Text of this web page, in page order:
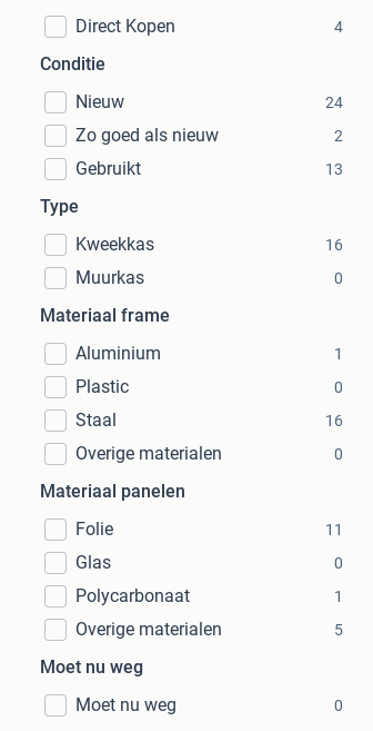
Direct Kopen
4
Conditie
Nieuw
24
Zo goed als nieuw 2
Gebruikt 13
Type
Kweekkas
16
Muurkas 0
Materiaal frame
Aluminium
1
Plastic 0
Staal 16
Overige materialen 0
Materiaal panelen
Folie
11
Glas 0
Polycarbonaat 1
Overige materialen 5
Moet nu weg
Moet nu weg
0